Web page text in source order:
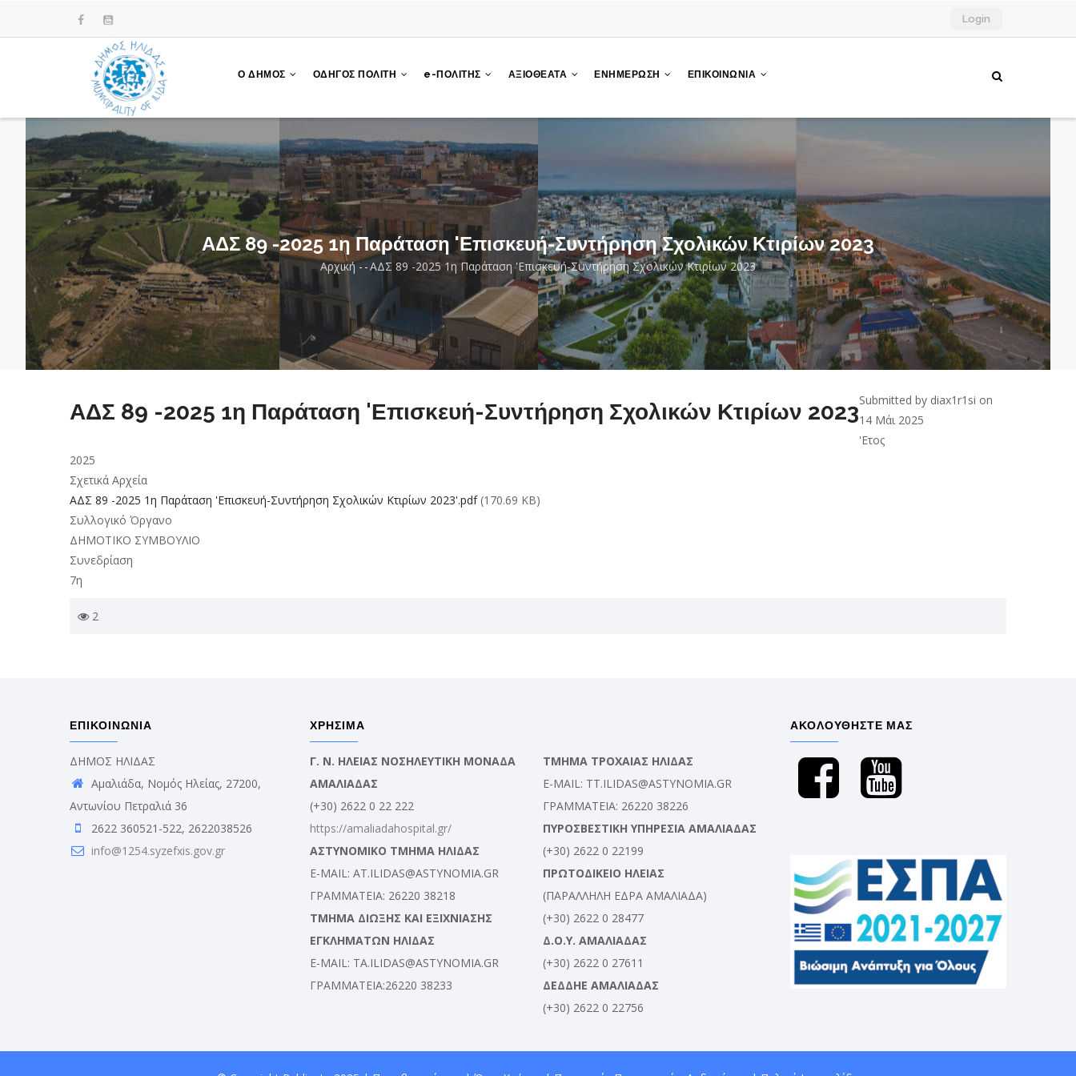
Login
Ο ΔΗΜΟΣ ΟΔΗΓΟΣ ΠΟΛΙΤΗ e-ΠΟΛΙΤΗΣ ΑΞΙΟΘΕΑΤΑ ΕΝΗΜΕΡΩΣΗ ΕΠΙΚΟΙΝΩΝΙΑ
ΑΔΣ 89 -2025 1η Παράταση 'Επισκευή-Συντήρηση Σχολικών Κτιρίων 2023
Breadcrumb
Αρχική --ΑΔΣ 89 -2025 1η Παράταση 'Επισκευή-Συντήρηση Σχολικών Κτιρίων 2023
ΑΔΣ 89 -2025 1η Παράταση 'Επισκευή-Συντήρηση Σχολικών Κτιρίων 2023Submitted by diax1r1si on
14 Μάι 2025
'Ετος
2025
Σχετικά Αρχεία
ΑΔΣ 89 -2025 1η Παράταση 'Επισκευή-Συντήρηση Σχολικών Κτιρίων 2023'.pdf (170.69 KB)
Συλλογικό Όργανο
ΔΗΜΟΤΙΚΟ ΣΥΜΒΟΥΛΙΟ
Συνεδρίαση
7η
2
ΕΠΙΚΟΙΝΩΝΙΑ
ΔΗΜΟΣ ΗΛΙΔΑΣ
Αμαλιάδα, Νομός Ηλείας, 27200,
Αντωνίου Πετραλιά 36
2622 360521-522, 2622038526
info@1254.syzefxis.gov.gr
ΧΡΗΣΙΜΑ
Γ. Ν. ΗΛΕΙΑΣ ΝΟΣΗΛΕΥΤΙΚΗ ΜΟΝΑΔΑ
ΑΜΑΛΙΑΔΑΣ
(+30) 2622 0 22 222
https://amaliadahospital.gr/
ΑΣΤΥΝΟΜΙΚΟ ΤΜΗΜΑ ΗΛΙΔΑΣ
E-MAIL: AT.ILIDAS@ASTYNOMIA.GR
ΓΡΑΜΜΑΤΕΙΑ: 26220 38218
ΤΜΗΜΑ ΔΙΩΞΗΣ ΚΑΙ ΕΞΙΧΝΙΑΣΗΣ
ΕΓΚΛΗΜΑΤΩΝ ΗΛΙΔΑΣ
E-MAIL: TA.ILIDAS@ASTYNOMIA.GR
ΓΡΑΜΜΑΤΕΙΑ:26220 38233
ΤΜΗΜΑ ΤΡΟΧΑΙΑΣ ΗΛΙΔΑΣ
E-MAIL: TT.ILIDAS@ASTYNOMIA.GR
ΓΡΑΜΜΑΤΕΙΑ: 26220 38226
ΠΥΡΟΣΒΕΣΤΙΚΗ ΥΠΗΡΕΣΙΑ ΑΜΑΛΙΑΔΑΣ
(+30) 2622 0 22199
ΠΡΩΤΟΔΙΚΕΙΟ ΗΛΕΙΑΣ
(ΠΑΡΑΛΛΗΛΗ ΕΔΡΑ ΑΜΑΛΙΑΔΑ)
(+30) 2622 0 28477
Δ.Ο.Υ. ΑΜΑΛΙΑΔΑΣ
(+30) 2622 0 27611
ΔΕΔΔΗΕ ΑΜΑΛΙΑΔΑΣ
(+30) 2622 0 22756
ΑΚΟΛΟΥΘΗΣΤΕ ΜΑΣ